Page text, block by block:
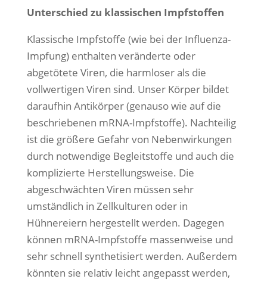
Unterschied zu klassischen Impfstoffen
Klassische Impfstoffe (wie bei der Influenza-
Impfung) enthalten veränderte oder
abgetötete Viren, die harmloser als die
vollwertigen Viren sind. Unser Körper bildet
daraufhin Antikörper (genauso wie auf die
beschriebenen mRNA-Impfstoffe). Nachteilig
ist die größere Gefahr von Nebenwirkungen
durch notwendige Begleitstoffe und auch die
komplizierte Herstellungsweise. Die
abgeschwächten Viren müssen sehr
umständlich in Zellkulturen oder in
Hühnereiern hergestellt werden. Dagegen
können mRNA-Impfstoffe massenweise und
sehr schnell synthetisiert werden. Außerdem
könnten sie relativ leicht angepasst werden,